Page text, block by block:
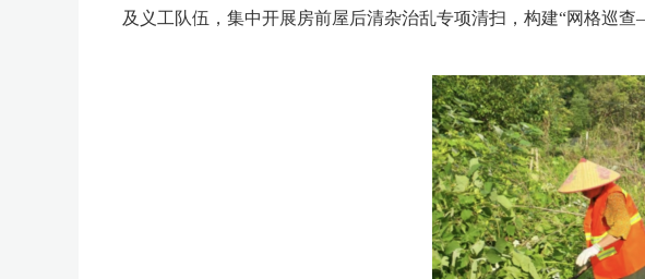
及义工队伍，集中开展房前屋后清杂治乱专项清扫，构建“网格